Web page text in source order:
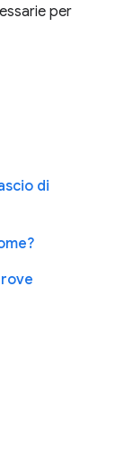
per
di